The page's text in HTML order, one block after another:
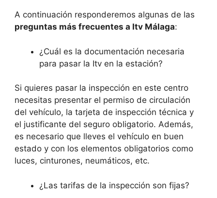
A continuación responderemos algunas de las
preguntas más frecuentes a Itv Málaga:
¿Cuál es la documentación necesaria
para pasar la Itv en la estación?
Si quieres pasar la inspección en este centro
necesitas presentar el permiso de circulación
del vehículo, la tarjeta de inspección técnica y
el justificante del seguro obligatorio. Además,
es necesario que lleves el vehículo en buen
estado y con los elementos obligatorios como
luces, cinturones, neumáticos, etc.
¿Las tarifas de la inspección son fijas?